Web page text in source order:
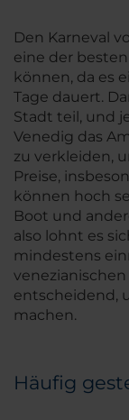
Den Karneval
eine der
können, da es
Tage dauert.
Stadt teil, und
Venedig das
zu verkleiden,
Preise,
können hoch
Boot und
also lohnt es
mindestens
entscheidend,
machen.
Häufig